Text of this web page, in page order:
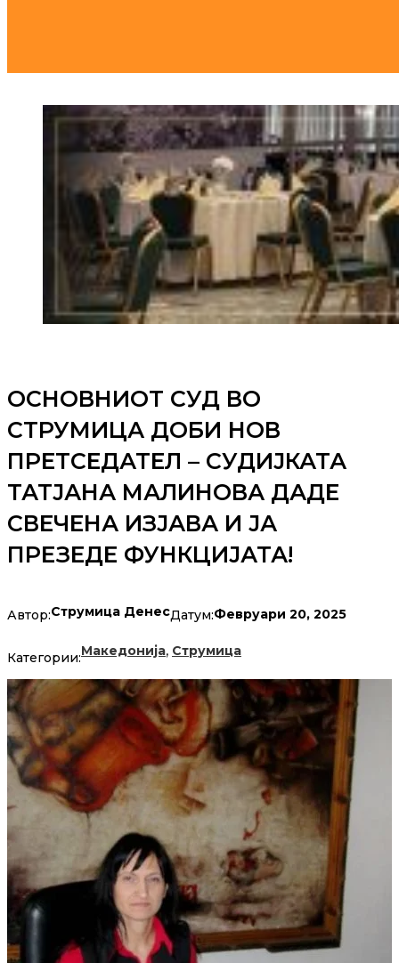
ОСНОВНИОТ СУД ВО
СТРУМИЦА ДОБИ НОВ
ПРЕТСЕДАТЕЛ – СУДИЈКАТА
ТАТЈАНА МАЛИНОВА ДАДЕ
СВЕЧЕНА ИЗЈАВА И ЈА
ПРЕЗЕДЕ ФУНКЦИЈАТА!
Автор:Струмица ДенесДатум:Февруари 20, 2025
Категории:Македонија, Струмица